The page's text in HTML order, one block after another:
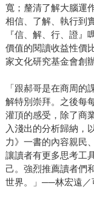
寬；釐清了解大腦運
相信、了解、執行到
『信、解、行、證
價值的閱讀收益性價
家文化研究基金會創
「跟郝哥是在商周
解特別崇拜。之後每
灌頂的感受，除了商
入淺出的分析歸納，
力》一書的內容親民
讓讀者有更多思考工
己。強烈推薦讀者們
世界。」──林宏遠／